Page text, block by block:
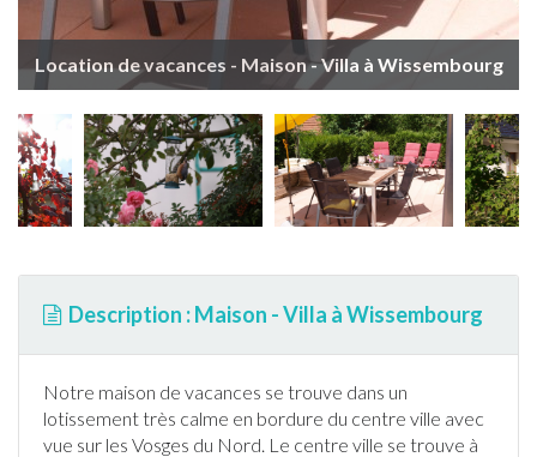
Location de vacances - Maison - Villa à Wissembourg
Description : Maison - Villa à Wissembourg
Notre maison de vacances se trouve dans un
lotissement très calme en bordure du centre ville avec
vue sur les Vosges du Nord. Le centre ville se trouve à